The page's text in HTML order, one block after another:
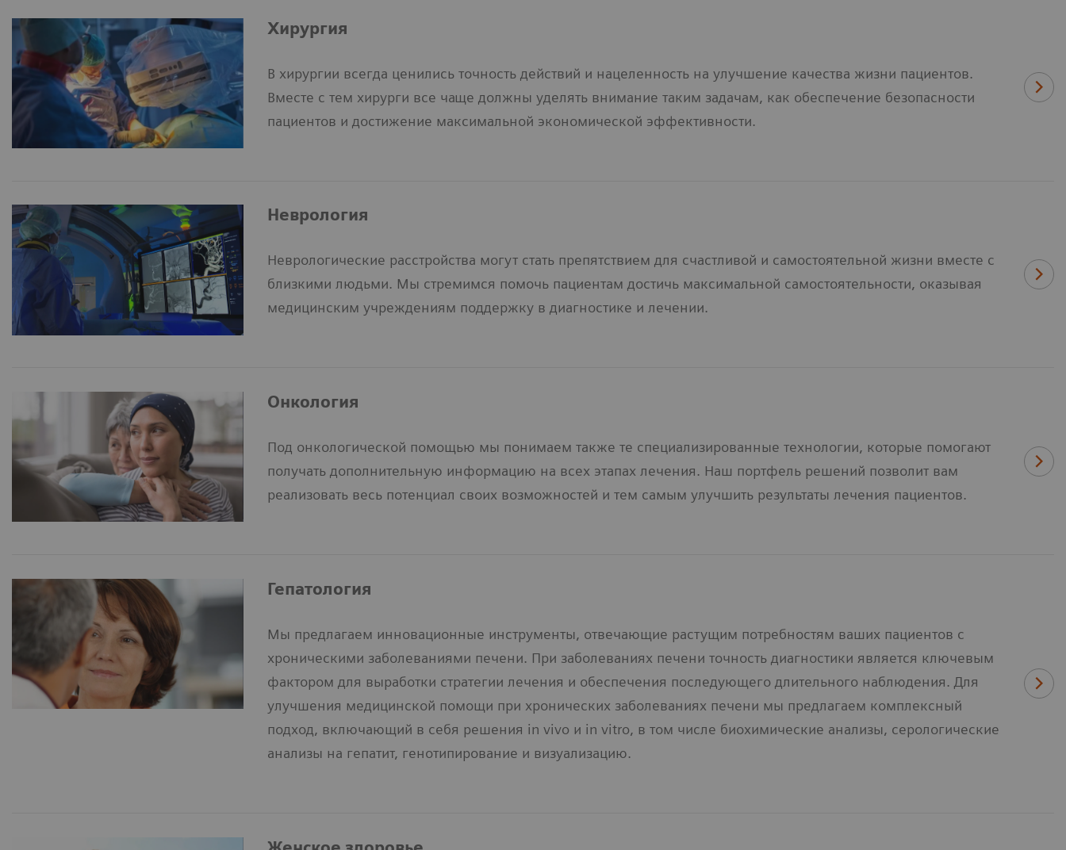
Хирургия
В хирургии всегда ценились точность действий и нацеленность на улучшение качества жизни пациентов.
Вместе с тем хирурги все чаще должны уделять внимание таким задачам, как обеспечение безопасности
пациентов и достижение максимальной экономической эффективности.
Неврология
Неврологические расстройства могут стать препятствием для счастливой и самостоятельной жизни вместе с
близкими людьми. Мы стремимся помочь пациентам достичь максимальной самостоятельности, оказывая
медицинским учреждениям поддержку в диагностике и лечении.
Онкология
Под онкологической помощью мы понимаем также те специализированные технологии, которые помогают
получать дополнительную информацию на всех этапах лечения. Наш портфель решений позволит вам
реализовать весь потенциал своих возможностей и тем самым улучшить результаты лечения пациентов.
Гепатология
Мы предлагаем инновационные инструменты, отвечающие растущим потребностям ваших пациентов с
хроническими заболеваниями печени. При заболеваниях печени точность диагностики является ключевым
фактором для выработки стратегии лечения и обеспечения последующего длительного наблюдения. Для
улучшения медицинской помощи при хронических заболеваниях печени мы предлагаем комплексный
подход, включающий в себя решения in vivo и in vitro, в том числе биохимические анализы, серологические
анализы на гепатит, генотипирование и визуализацию.